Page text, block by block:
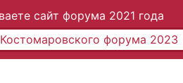
сайт форума 2021 года
форума 2023